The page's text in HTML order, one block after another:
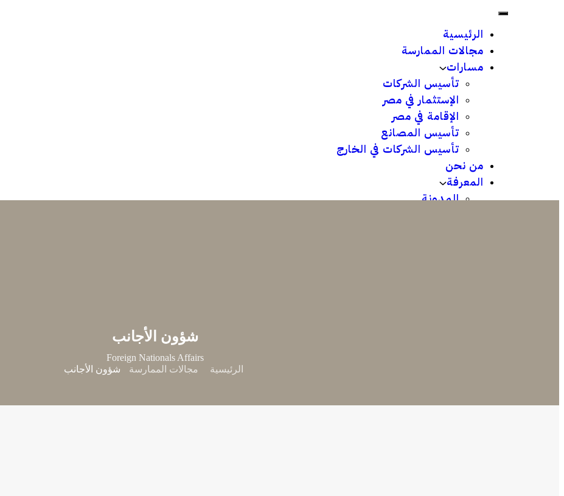
الرئيسية
مجالات الممارسة
مسارات
تأسيس الشركات
الإستثمار في مصر
الإقامة في مصر
تأسيس المصانع
تأسيس الشركات في الخارج
من نحن
المعرفة
المدونة
شؤون الأجانب
Foreign Nationals Affairs
الرئيسية
مجالات الممارسة شؤون الأجانب